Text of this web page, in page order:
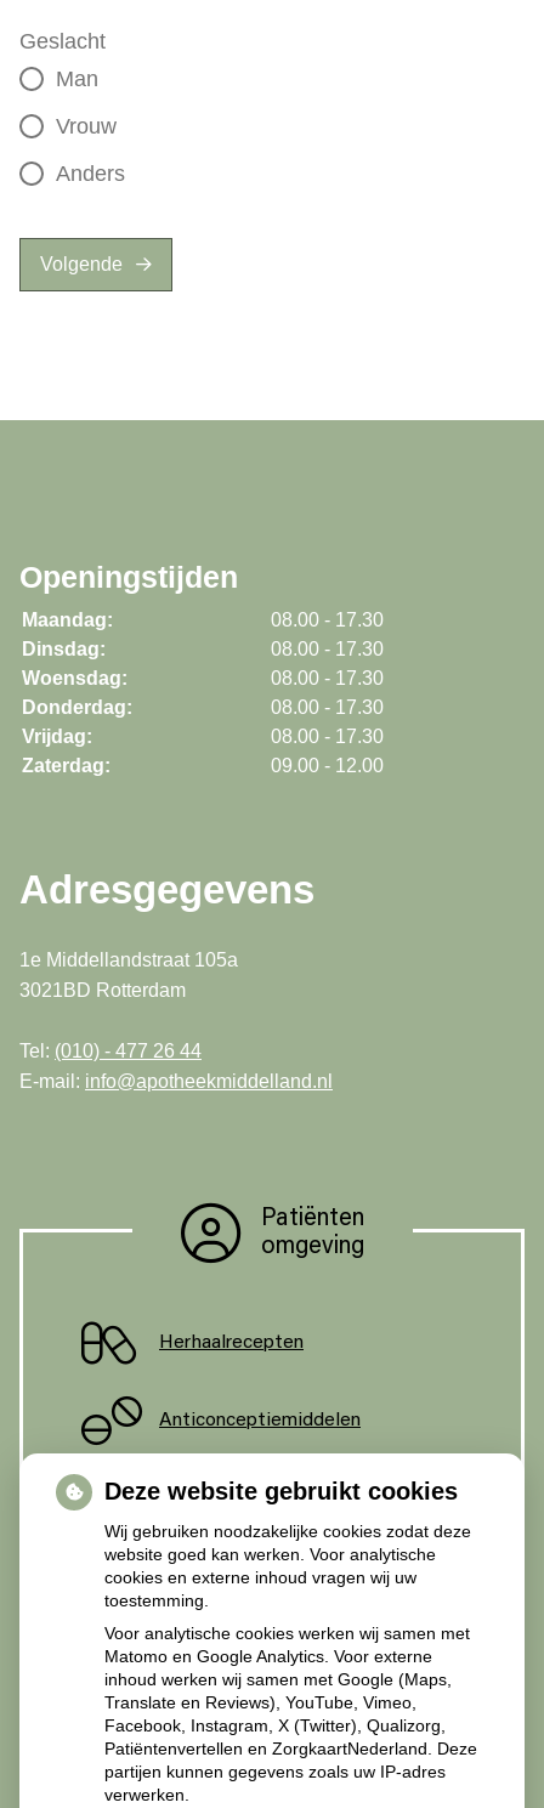
Geslacht
Man
Vrouw
Anders
Volgende
Openingstijden
Maandag:
08.00 - 17.30
Dinsdag:
08.00 - 17.30
Woensdag:
08.00 - 17.30
Donderdag:
08.00 - 17.30
Vrijdag:
08.00 - 17.30
Zaterdag:
09.00 - 12.00
Adresgegevens
1e Middellandstraat 105a
3021BD Rotterdam
Tel: (010) - 477 26 44
E-mail: info@apotheekmiddelland.nl
Patiënten
omgeving
Herhaalrecepten
Anticonceptiemiddelen
Diabetesmiddelen
Recepten Zorgverleners
Recepten van zorgverleners svp mailen naar
apotheekmiddelland@zorgmail.nl.
Deze website gebruikt cookies
Wij gebruiken noodzakelijke cookies zodat deze
website goed kan werken. Voor analytische
cookies en externe inhoud vragen wij uw
toestemming.
Voor analytische cookies werken wij samen met
Matomo en Google Analytics. Voor externe
inhoud werken wij samen met Google (Maps,
Translate en Reviews), YouTube, Vimeo,
Facebook, Instagram, X (Twitter), Qualizorg,
Patiëntenvertellen en ZorgkaartNederland. Deze
partijen kunnen gegevens zoals uw IP-adres
verwerken.